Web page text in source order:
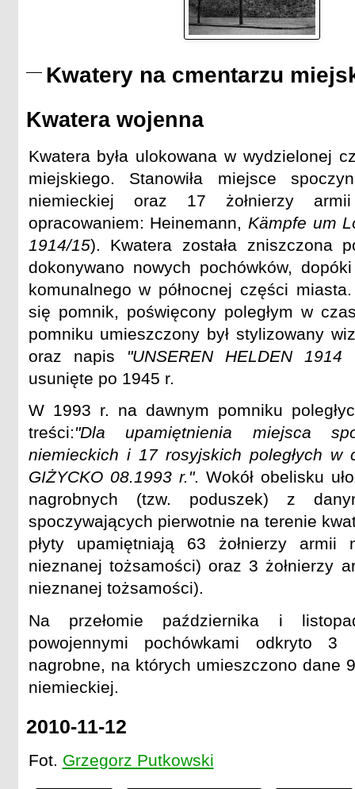
Kwatery na cmentarzu
Kwatera wojenna
Kwatera była ulokowana w wydzielonej
miejskiego. Stanowiła miejsce
niemieckiej oraz 17 żołnierzy
opracowaniem: Heinemann, Kämpfe um
1914/15). Kwatera została zniszczona
dokonywano nowych pochówków,
komunalnego w północnej części
się pomnik, poświęcony poległym w
pomniku umieszczony był stylizowany
oraz napis "UNSEREN HELDEN
usunięte po 1945 r.
W 1993 r. na dawnym pomniku
treści:"Dla upamiętnienia miejsca
niemieckich i 17 rosyjskich poległych w
GIŻYCKO 08.1993 r.". Wokół obelisku
nagrobnych (tzw. poduszek) z
spoczywających pierwotnie na terenie
płyty upamiętniają 63 żołnierzy
nieznanej tożsamości) oraz 3 żołnierzy
nieznanej tożsamości).
Na przełomie października i
powojennymi pochówkami odkryto 3
nagrobne, na których umieszczono dane
niemieckiej.
2010-11-12
Fot. Grzegorz Putkowski